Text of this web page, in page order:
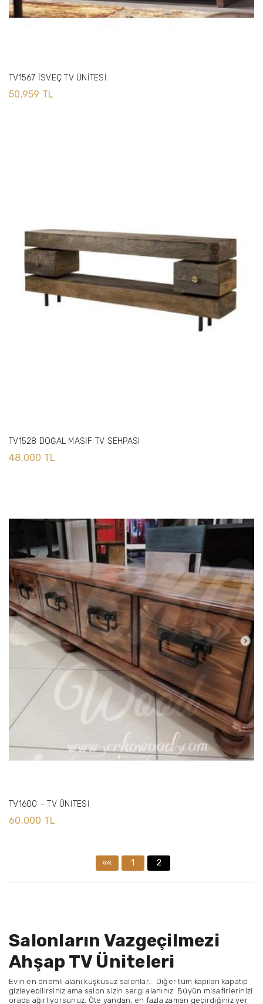
TV1567 İSVEÇ TV ÜNİTESİ
50,959 TL
TV1528 DOĞAL MASİF TV SEHPASI
48,000 TL
TV1600 – TV ÜNİTESİ
60,000 TL
«« 1 2
Salonların Vazgeçilmezi
Ahşap TV Üniteleri
Evin en önemli alanı kuşkusuz salonlar... Diğer tüm kapıları kapatıp
gizleyebilirsiniz ama salon sizin sergi alanınız. Büyün misafirlerinizi
orada ağırlıyorsunuz. Öte yandan, en fazla zaman geçirdiğiniz yer